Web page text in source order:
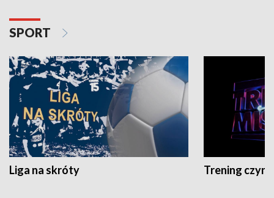
SPORT
Liga na skróty Trening czyni